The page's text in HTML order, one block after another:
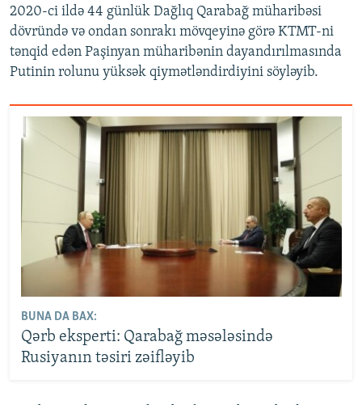
2020-ci ildə 44 günlük Dağlıq Qarabağ müharibəsi
dövründə və ondan sonrakı mövqeyinə görə KTMT-ni
tənqid edən Paşinyan müharibənin dayandırılmasında
Putinin rolunu yüksək qiymətləndirdiyini söyləyib.
BUNA DA BAX:
Qərb eksperti: Qarabağ məsələsində
Rusiyanın təsiri zəifləyib